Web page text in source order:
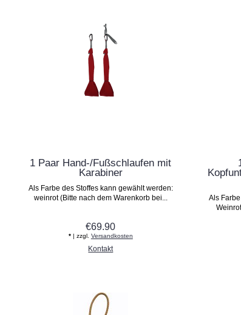
1 Paar Hand-/Fußschlaufen mit
Karabiner
Als Farbe des Stoffes kann gewählt werden:
weinrot (Bitte nach dem Warenkorb bei...
€69.90
*| zzgl. Versandkosten
Kontakt
Als